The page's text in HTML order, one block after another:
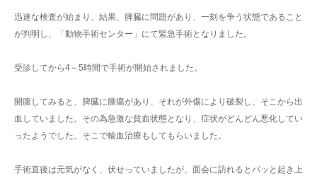
迅速な検査が始まり、結果、脾臓に問題があり、一刻を争う状態であること
が判明し、「動物手術センター」にて緊急手術となりました。
受診してから4～5時間で手術が開始されました。
開腹してみると、脾臓に腫瘍があり、それが外傷により破裂し、そこから出
血していました。その為急激な貧血状態となり、症状がどんどん悪化してい
ったようでした。そこで輸血治療もしてもらいました。
手術直後は元気がなく、伏せっていましたが、面会に訪れるとパッと起き上